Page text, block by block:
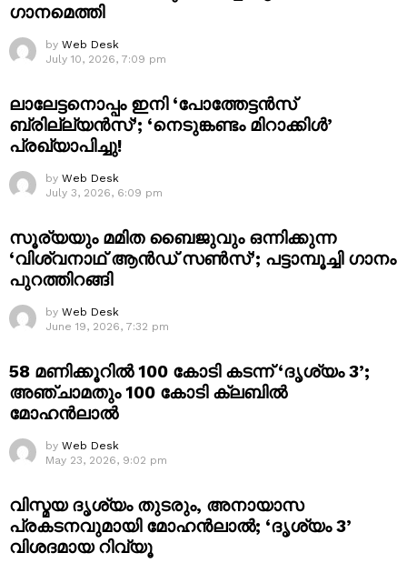
ഗാനമെത്തി
by Web Desk
July 10, 2026, 7:09 pm
ലാലേട്ടനൊപ്പം ഇനി ‘പോത്തേട്ടൻസ്
ബ്രില്ല്യൻസ്’; ‘നെടുങ്കണ്ടം മിറാക്കിൾ’
പ്രഖ്യാപിച്ചു!
by Web Desk
July 3, 2026, 6:09 pm
സൂര്യയും മമിത ബൈജുവും ഒന്നിക്കുന്ന
‘വിശ്വനാഥ് ആൻഡ് സൺസ്’; പട്ടാമ്പൂച്ചി ഗാനം
പുറത്തിറങ്ങി
by Web Desk
June 19, 2026, 7:32 pm
58 മണിക്കൂറിൽ 100 കോടി കടന്ന് ‘ദൃശ്യം 3’;
അഞ്ചാമതും 100 കോടി ക്ലബിൽ
മോഹൻലാൽ
by Web Desk
May 23, 2026, 9:02 pm
വിസ്മയ ദൃശ്യം തുടരും, അനായാസ
പ്രകടനവുമായി മോഹൻലാൽ; ‘ദൃശ്യം 3’
വിശദമായ റിവ്യൂ